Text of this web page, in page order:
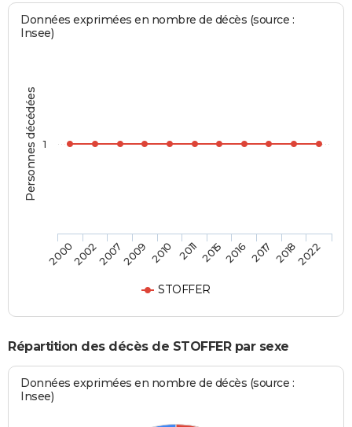
Personnes décédées
Données exprimées en nombre de décès (source :
Insee)
STOFFER
2000200220072009 2010 2011 20152016 2017 20182022
1
Répartition des décès de STOFFER par sexe
Données exprimées en nombre de décès (source :
Insee)